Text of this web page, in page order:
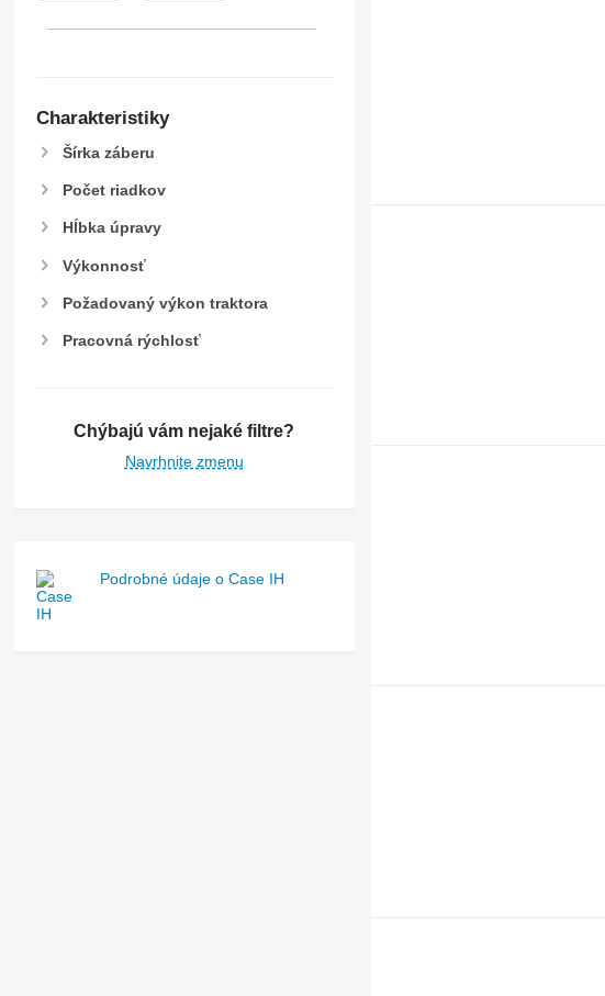
Charakteristiky
Šírka záberu
Počet riadkov
Hĺbka úpravy
Výkonnosť
Požadovaný výkon traktora
Pracovná rýchlosť
Chýbajú vám nejaké filtre?
Navrhnite zmenu
Podrobné údaje o Case IH